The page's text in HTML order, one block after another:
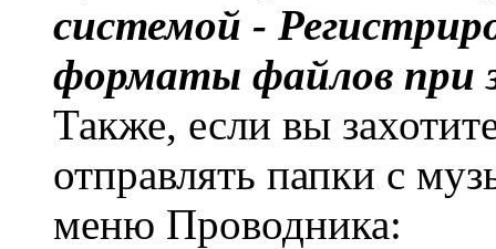
системой -
форматы файлов при
Также, если вы
отправлять папки с
меню Проводника: